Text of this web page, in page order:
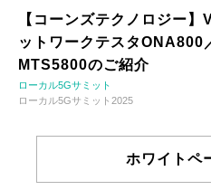
【コーンズテクノロジー
ットワークテスタONA800
MTS5800のご紹介
ローカル5Gサミット
ローカル5Gサミット2025
ホワイトペ